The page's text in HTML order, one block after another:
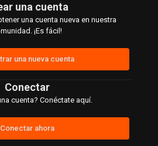
una cuenta
una cuenta nueva en nuestra
¡Es fácil!
una nueva cuenta
Conectar
cuenta? Conéctate aquí.
Conectar ahora